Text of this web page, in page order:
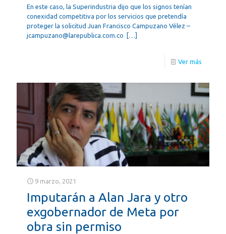
En este caso, la Superindustria dijo que los signos tenían
conexidad competitiva por los servicios que pretendía
proteger la solicitud Juan Francisco Campuzano Vélez –
jcampuzano@larepublica.com.co
[…]
Ver más
9 marzo, 2021
Imputarán a Alan Jara y otro
exgobernador de Meta por
obra sin permiso